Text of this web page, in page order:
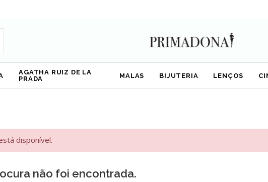
AGATHA RUIZ DE LA
PRADA
MALAS BIJUTERIA LENÇOS
disponível.
não foi encontrada.